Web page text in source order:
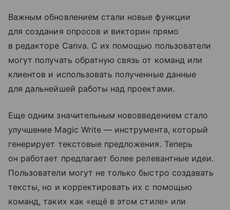
Важным обновлением стали новые функции
для создания опросов и викторин прямо
в редакторе Canva. С их помощью пользователи
могут получать обратную связь от команд или
клиентов и использовать полученные данные
для дальнейшей работы над проектами.
Еще одним значительным нововведением стало
улучшение Magic Write — инструмента, который
генерирует текстовые предложения. Теперь
он работает предлагает более релевантные идеи.
Пользователи могут не только быстро создавать
тексты, но и корректировать их с помощью
команд, таких как «ещё в этом стиле» или